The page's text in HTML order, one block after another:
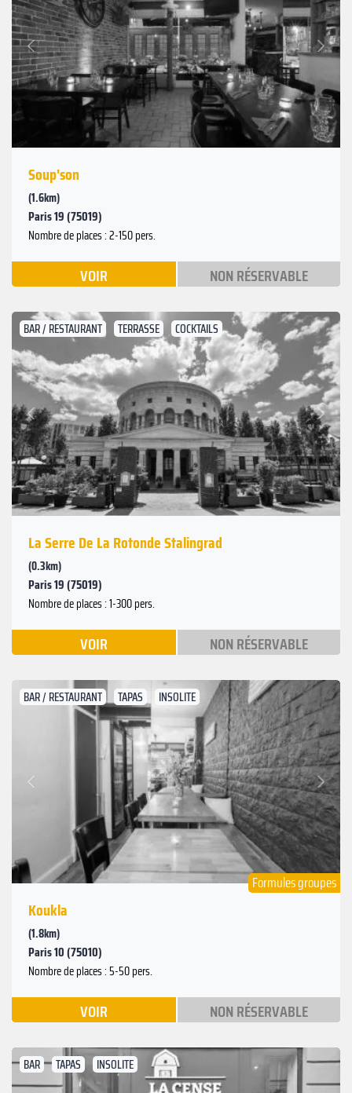
Précédent
Suivant
Soup'son
(1.6km)
Paris 19 (75019)
Nombre de places : 2-150 pers.
VOIR NON RÉSERVABLE
BAR / RESTAURANT TERRASSE COCKTAILS
Précédent
Suivant
La Serre De La Rotonde Stalingrad
(0.3km)
Paris 19 (75019)
Nombre de places : 1-300 pers.
VOIR NON RÉSERVABLE
BAR / RESTAURANT TAPAS INSOLITE
Précédent
Suivant
Formules groupes
Koukla
(1.8km)
Paris 10 (75010)
Nombre de places : 5-50 pers.
VOIR NON RÉSERVABLE
BAR TAPAS INSOLITE